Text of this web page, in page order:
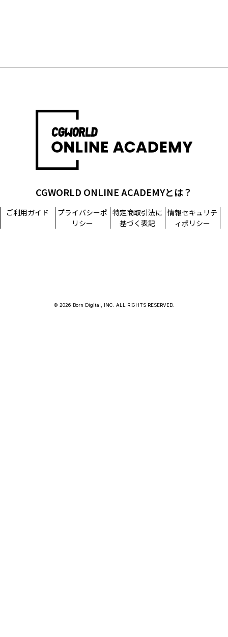
CGWORLD ONLINE ACADEMYとは？
ご利用ガイド
プライバシーポ
リシー
特定商取引法に
基づく表記
情報セキュリテ
ィポリシー
© 2026 Born Digital, INC. ALL RIGHTS RESERVED.